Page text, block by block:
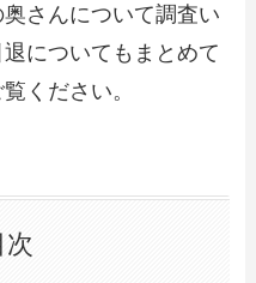
さんについて調査い
についてもまとめて
ください。
次